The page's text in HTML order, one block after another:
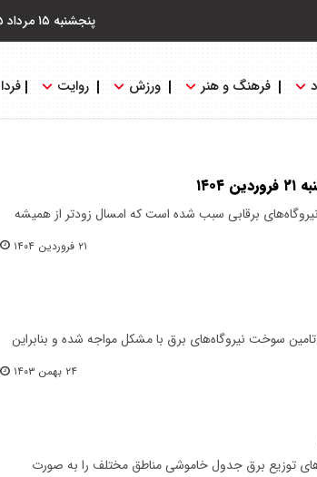
پنجشنبه ۱۵ مرداد ۱۴۰۵
فرهنگ و هنر ورزش روایت فردا
برقابی سبب شده است که امسال زودتر از همیشه
۲۱ فروردین ۱۴۰۴
سوخت نیروگاه‌های برق با مشکل مواجه شده و بنابراین
۲۴ بهمن ۱۴۰۳
توزیع برق جدول خاموشی مناطق مختلف را به صورت